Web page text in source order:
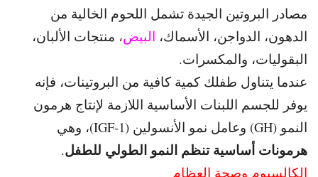
مصادر البروتين الجيدة تشمل اللحوم الخالية من
الدهون، الدواجن، الأسماك، البيض، منتجات الألبان،
البقوليات، والمكسرات.
عندما يتناول طفلك كمية كافية من البروتينات، فإنه
يوفر للجسم اللبنات الأساسية اللازمة لإنتاج هرمون
النمو (GH) وعامل نمو الأنسولين (IGF-1)، وهي
هرمونات أساسية تنظم النمو الطولي للطفل.
الكالسيوم وصحة العظام